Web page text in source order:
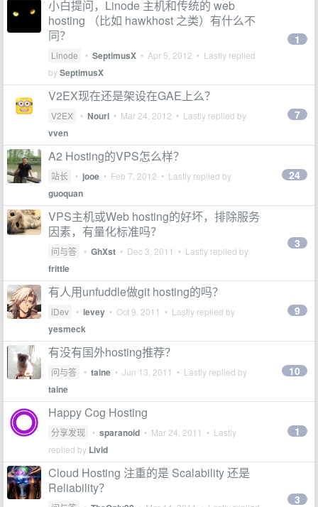
小白提问，Linode 主机和传统的 web
hosting （比如 hawkhost 之类）有什么不
同？
Linode • SeptimusX • Apr 5, 2012 • Lastly replied
bySeptimusX
1
V2EX现在还是架设在GAE上么？
V2EX • Nourl • Mar 24, 2012 • Lastly replied by
vven
7
A2 Hosting的VPS怎么样？
站长 • jooe • Feb 7, 2012 • Lastly replied by
guoquan
24
VPS主机或Web hosting的好坏，排除服务
因素，有量化标准吗？
问与答 • GhXst • Dec 3, 2011 • Lastly replied by
frittle
3
有人用unfuddle做git hosting的吗？
iDev • levey • Oct 9, 2011 • Lastly replied by
yesmeck
9
有没有国外hosting推荐？
问与答 • taine • Jun 13, 2011 • Lastly replied by
taine
10
Happy Cog Hosting
分享发现 • sparanoid • Mar 24, 2011 • Lastly
replied by Livid
1
Cloud Hosting 注重的是 Scalability 还是
Reliability？
3